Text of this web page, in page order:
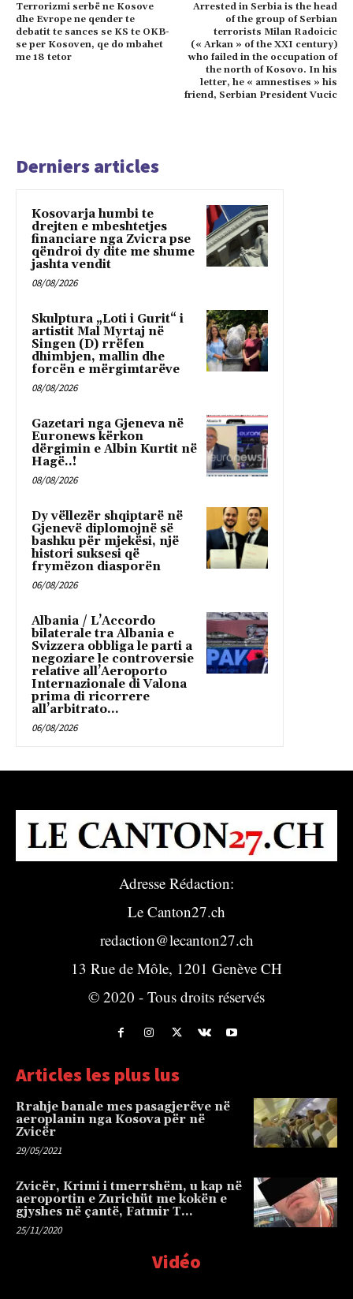
Terrorizmi serbë ne Kosove
dhe Evrope ne qender te
debatit te sances se KS te OKB-
se per Kosoven, qe do mbahet
me 18 tetor
Arrested in Serbia is the head
of the group of Serbian
terrorists Milan Radoicic
(« Arkan » of the XXI century)
who failed in the occupation of
the north of Kosovo. In his
letter, he « amnestises » his
friend, Serbian President Vucic
Derniers articles
Kosovarja humbi te
drejten e mbeshtetjes
financiare nga Zvicra pse
qëndroi dy dite me shume
jashta vendit
08/08/2026
Skulptura „Loti i Gurit“ i
artistit Mal Myrtaj në
Singen (D) rrëfen
dhimbjen, mallin dhe
forcën e mërgimtarëve
08/08/2026
Gazetari nga Gjeneva në
Euronews kërkon
dërgimin e Albin Kurtit në
Hagë..!
08/08/2026
Dy vëllezër shqiptarë në
Gjenevë diplomojnë së
bashku për mjekësi, një
histori suksesi që
frymëzon diasporën
06/08/2026
Albania / L’Accordo
bilaterale tra Albania e
Svizzera obbliga le parti a
negoziare le controversie
relative all’Aeroporto
Internazionale di Valona
prima di ricorrere
all’arbitrato...
06/08/2026
Adresse Rédaction:
Le Canton27.ch
redaction@lecanton27.ch
13 Rue de Môle, 1201 Genève CH
© 2020 - Tous droits réservés
Articles les plus lus
Rrahje banale mes pasagjerëve në
aeroplanin nga Kosova për në
Zvicër
29/05/2021
Zvicër, Krimi i tmerrshëm, u kap në
aeroportin e Zurichüt me kokën e
gjyshes në çantë, Fatmir T…
25/11/2020
Vidéo